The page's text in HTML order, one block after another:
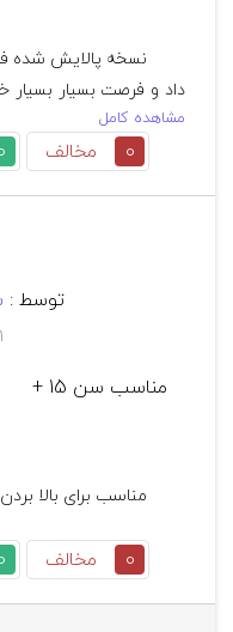
سال تولید: 1997/1376
مشاهده کامل
0 مخالف
توسط :
۱۱
مناسب سن 15 +
0 مخالف